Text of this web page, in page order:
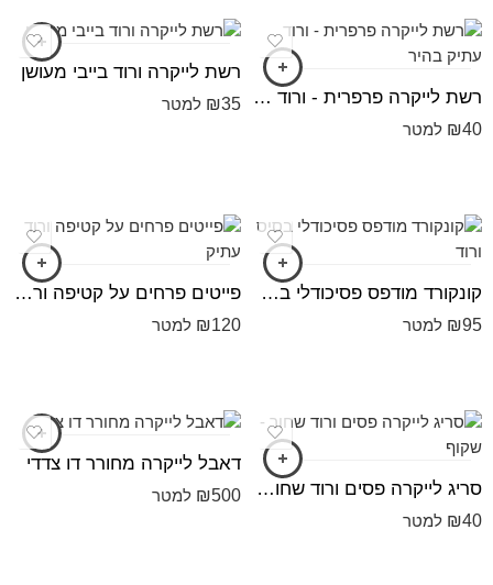
רשת לייקרה פרפרית - ורוד עתיק בהיר
₪40 למטר
רשת לייקרה ורוד בייבי מעושן
₪35 למטר
קונקורד מודפס פסיכודלי בסיס ורוד
₪95 למטר
פייטים פרחים על קטיפה ורוד עתיק
₪120 למטר
סריג לייקרה פסים ורוד שחור - שקוף
₪40 למטר
דאבל לייקרה מחורר דו צדדי
₪500 למטר